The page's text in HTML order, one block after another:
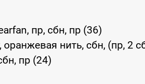
пр, сбн, пр (36)
нить, сбн, (пр, 2
пр (24)